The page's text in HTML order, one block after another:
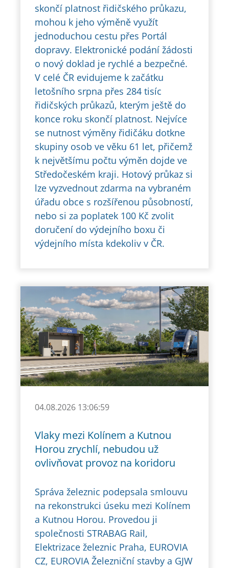
skončí platnost řidičského průkazu,
mohou k jeho výměně využít
jednoduchou cestu přes Portál
dopravy. Elektronické podání žádosti
o nový doklad je rychlé a bezpečné.
V celé ČR evidujeme k začátku
letošního srpna přes 284 tisíc
řidičských průkazů, kterým ještě do
konce roku skončí platnost. Nejvíce
se nutnost výměny řidičáku dotkne
skupiny osob ve věku 61 let, přičemž
k největšímu počtu výměn dojde ve
Středočeském kraji. Hotový průkaz si
lze vyzvednout zdarma na vybraném
úřadu obce s rozšířenou působností,
nebo si za poplatek 100 Kč zvolit
doručení do výdejního boxu či
výdejního místa kdekoliv v ČR.
04.08.2026 13:06:59
Vlaky mezi Kolínem a Kutnou
Horou zrychlí, nebudou už
ovlivňovat provoz na koridoru
Správa železnic podepsala smlouvu
na rekonstrukci úseku mezi Kolínem
a Kutnou Horou. Provedou ji
společnosti STRABAG Rail,
Elektrizace železnic Praha, EUROVIA
CZ, EUROVIA Železniční stavby a GJW